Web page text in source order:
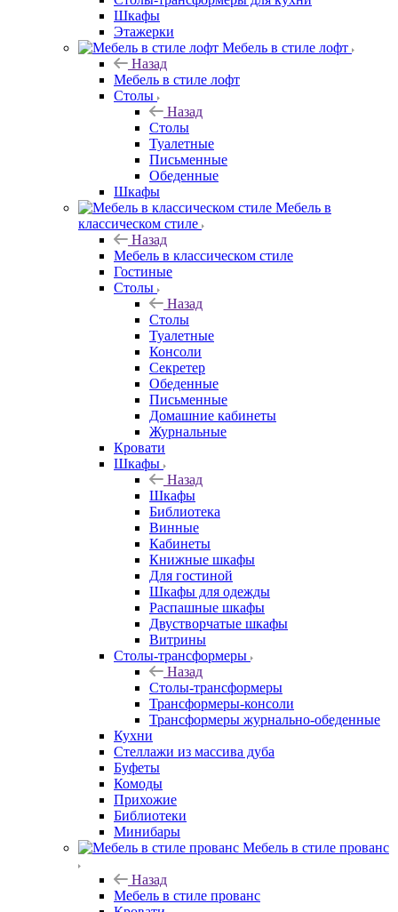
Шкафы
Этажерки
Мебель в стиле лофт
Назад
Мебель в стиле лофт
Столы
Назад
Столы
Туалетные
Письменные
Обеденные
Шкафы
Мебель в
классическом стиле
Назад
Мебель в классическом стиле
Гостиные
Столы
Назад
Столы
Туалетные
Консоли
Секретер
Обеденные
Письменные
Домашние кабинеты
Журнальные
Кровати
Шкафы
Назад
Шкафы
Библиотека
Винные
Кабинеты
Книжные шкафы
Для гостиной
Шкафы для одежды
Распашные шкафы
Двустворчатые шкафы
Витрины
Столы-трансформеры
Назад
Столы-трансформеры
Трансформеры-консоли
Трансформеры журнально-обеденные
Кухни
Стеллажи из массива дуба
Буфеты
Комоды
Прихожие
Библиотеки
Минибары
Мебель в стиле прованс
Назад
Мебель в стиле прованс